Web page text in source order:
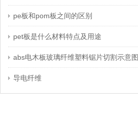
pe板和pom板之间的区别
pet板是什么材料特点及用途
abs电木板玻璃纤维塑料锯片切割示意图
导电纤维